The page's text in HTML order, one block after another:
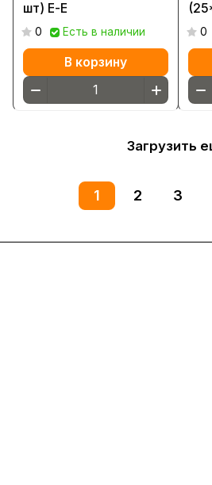
шт) Е-Е
0 Есть в наличии
В корзину
0
Загрузить
1 2 3